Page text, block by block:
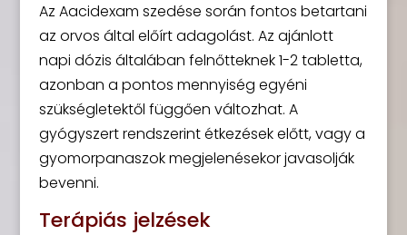
Az Aacidexam szedése során fontos betartani
az orvos által előírt adagolást. Az ajánlott
napi dózis általában felnőtteknek 1-2 tabletta,
azonban a pontos mennyiség egyéni
szükségletektől függően változhat. A
gyógyszert rendszerint étkezések előtt, vagy a
gyomorpanaszok megjelenésekor javasolják
bevenni.
Terápiás jelzések